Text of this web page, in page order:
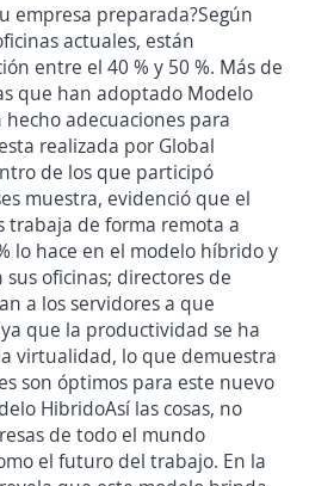
empresa preparada?Según
actuales, están
entre el 40 % y 50 %. Más de
que han adoptado Modelo
adecuaciones para
realizada por Global
de los que participó
muestra, evidenció que el
trabaja de forma remota a
lo hace en el modelo híbrido y
oficinas; directores de
a los servidores a que
que la productividad se ha
virtualidad, lo que demuestra
son óptimos para este nuevo
HibridoAsí las cosas, no
de todo el mundo
el futuro del trabajo. En la